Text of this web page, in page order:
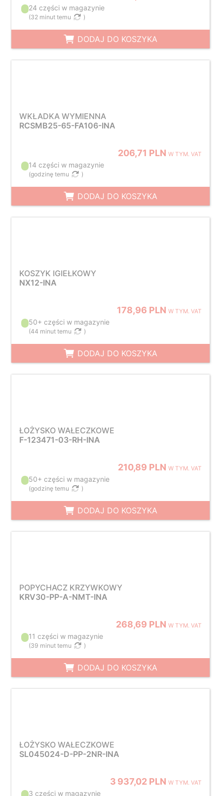
24 części w magazynie
(32 minut temu )
DODAJ DO KOSZYKA
WKŁADKA WYMIENNA
RCSMB25-65-FA106-INA
206,71 PLNW TYM. VAT
14 części w magazynie
(godzinę temu )
DODAJ DO KOSZYKA
KOSZYK IGIEŁKOWY
NX12-INA
178,96 PLNW TYM. VAT
50+ części w magazynie
(44 minut temu )
DODAJ DO KOSZYKA
ŁOŻYSKO WAŁECZKOWE
F-123471-03-RH-INA
210,89 PLNW TYM. VAT
50+ części w magazynie
(godzinę temu )
DODAJ DO KOSZYKA
POPYCHACZ KRZYWKOWY
KRV30-PP-A-NMT-INA
268,69 PLNW TYM. VAT
11 części w magazynie
(39 minut temu )
DODAJ DO KOSZYKA
ŁOŻYSKO WAŁECZKOWE
SL045024-D-PP-2NR-INA
3 937,02 PLNW TYM. VAT
3 części w magazynie